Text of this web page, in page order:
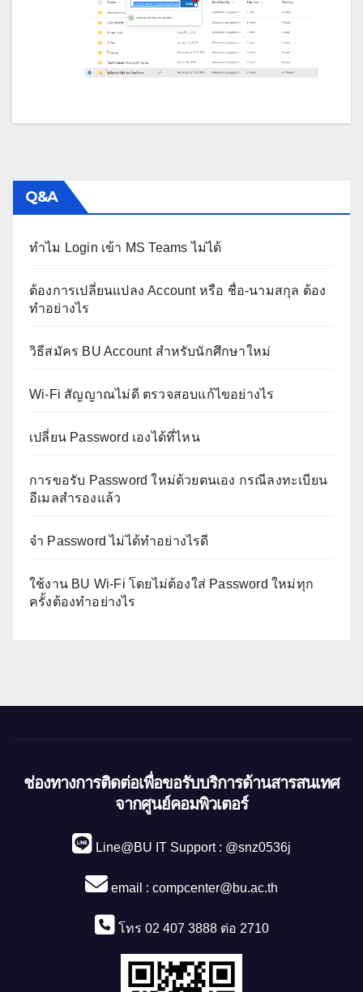
Q&A
ทำไม Login เข้า MS Teams ไม่ได้
ต้องการเปลี่ยนแปลง Account หรือ ชื่อ-นามสกุล ต้อง
ทำอย่างไร
วิธีสมัคร BU Account สำหรับนักศึกษาใหม่
Wi-Fi สัญญาณไม่ดี ตรวจสอบแก้ไขอย่างไร
เปลี่ยน Password เองได้ที่ไหน
การขอรับ Password ใหม่ด้วยตนเอง กรณีลงทะเบียน
อีเมลสำรองแล้ว
จำ Password ไม่ได้ทำอย่างไรดี
ใช้งาน BU Wi-Fi โดยไม่ต้องใส่ Password ใหม่ทุก
ครั้งต้องทำอย่างไร
ช่องทางการติดต่อเพื่อขอรับบริการด้านสารสนเทศ
จากศูนย์คอมพิวเตอร์
Line@BU IT Support : @snz0536j
email : compcenter@bu.ac.th
โทร 02 407 3888 ต่อ 2710